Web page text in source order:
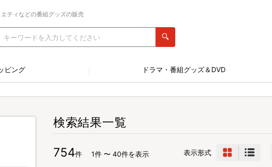
ティなどの番組グッズの販売
ピング ドラマ・番組グッズ＆DVD
検索結果一覧
754件 1件 〜 40件を表示 表示形式